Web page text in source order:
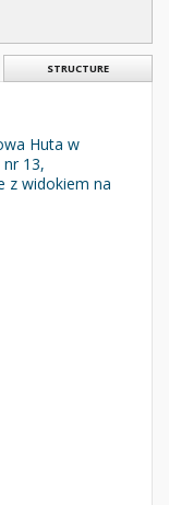
STRUCTURE
Huta w
nr 13,
z widokiem na